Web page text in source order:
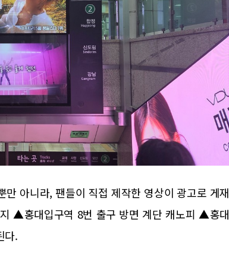
아니라, 팬들이 직접 제작한 영상이 광고로 게재
▲홍대입구역 8번 출구 방면 계단 캐노피 ▲홍대
다.